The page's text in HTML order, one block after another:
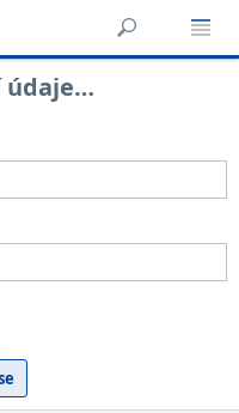
údaje…